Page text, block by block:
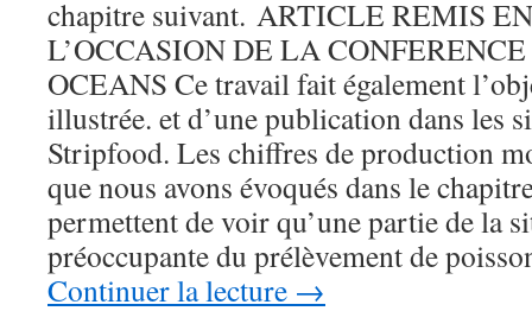
chapitre suivant. ARTICLE REMIS
L’OCCASION DE LA
OCEANS Ce travail fait également
illustrée. et d’une publication dans les
Stripfood. Les chiffres de production
que nous avons évoqués dans le
permettent de voir qu’une partie de la
préoccupante du prélèvement de
Continuer la lecture →